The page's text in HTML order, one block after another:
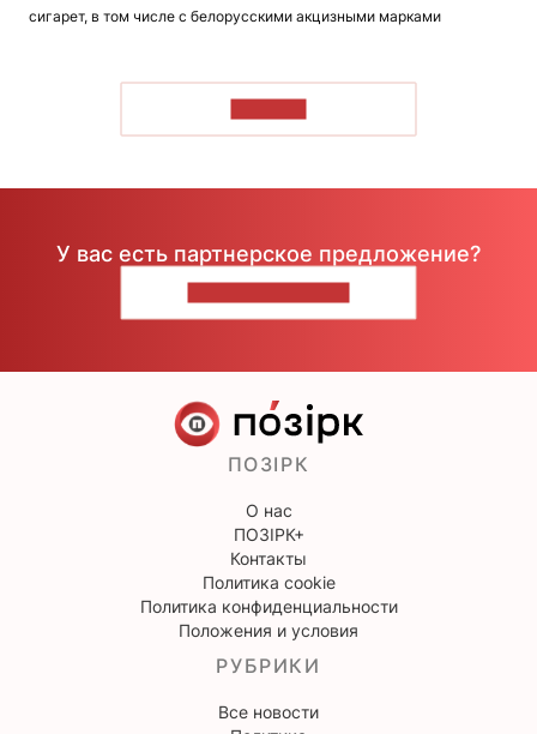
сигарет, в том числе с белорусскими акцизными марками
У вас есть партнерское предложение?
ПОЗІРК
О нас
ПОЗІРК+
Контакты
Политика cookie
Политика конфиденциальности
Положения и условия
РУБРИКИ
Все новости